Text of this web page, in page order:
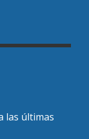
las últimas